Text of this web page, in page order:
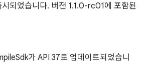
시되었습니다. 버전 1.1.0-rc01에 포함된
가 API 37로 업데이트되었습니